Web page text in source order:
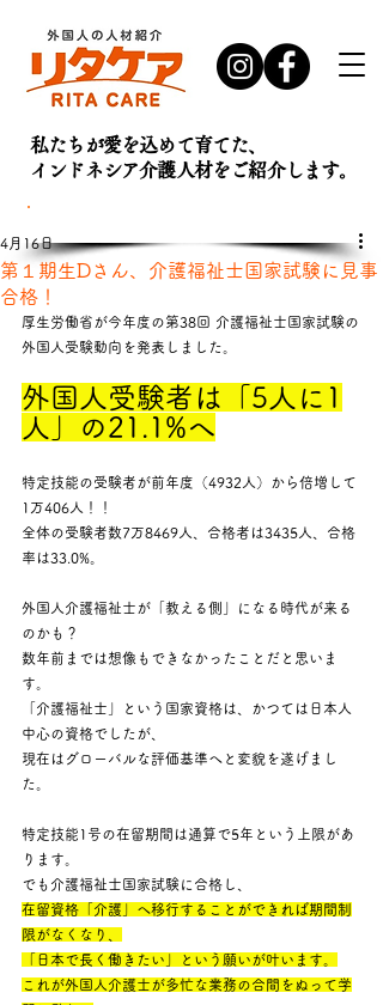
私たちが愛を込めて育てた、
インドネシア介護人材を ご紹介します。
第１期生Dさん、介護福祉士国家試験に見事
合格！
4月16日
厚生労働省が今年度の第38回 介護福祉士国家試験の
外国人受験動向を発表しました。
外国人受験者は「5人に1
人」の21.1%へ
特定技能の受験者が前年度（4932人）から倍増して
1万406人！！
全体の受験者数7万8469人、合格者は3435人、合格
率は33.0%。
外国人介護福祉士が「教える側」になる時代が来る
のかも？
数年前までは想像もできなかったことだと思いま
す。
「介護福祉士」という国家資格は、かつては日本人
中心の資格でしたが、
現在はグローバルな評価基準へと変貌を遂げまし
た。
特定技能1号の在留期間は通算で5年という上限があ
ります。
でも介護福祉士国家試験に合格し、
在留資格「介護」へ移行することができれば期間制
限がなくなり、
「日本で長く働きたい」という願いが叶います。
これが外国人介護士が多忙な業務の合間をぬって学